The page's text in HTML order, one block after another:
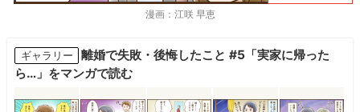
漫画：江咲 早恵
ギャラリー
離婚で失敗・後悔したこと #5「実家に帰った
ら…」をマンガで読む